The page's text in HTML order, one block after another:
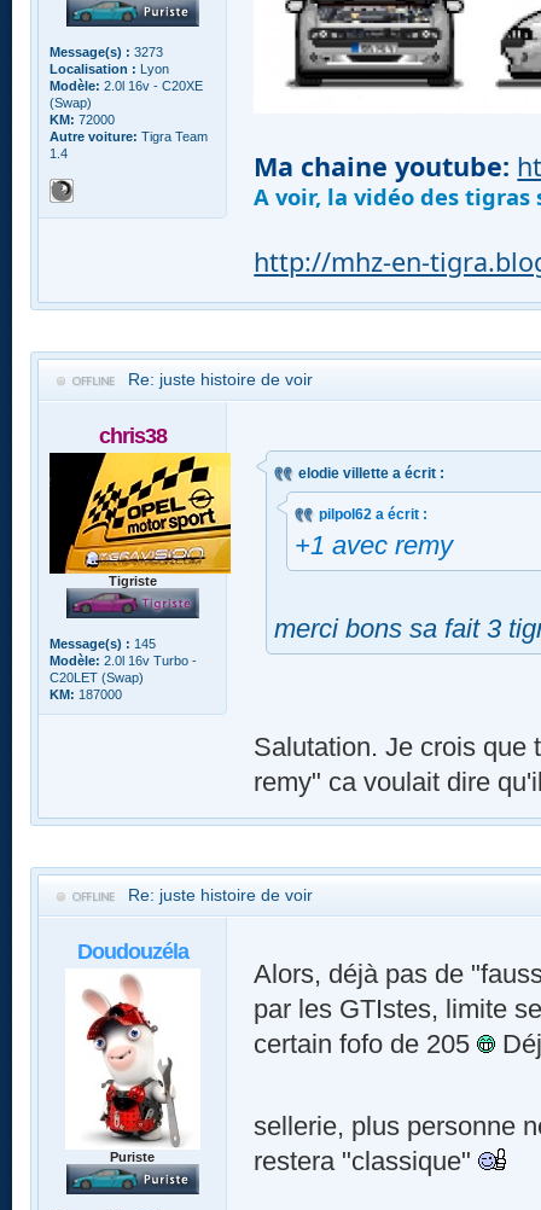
Message(s) : 3273
Localisation : Lyon
Modèle: 2.0l 16v - C20XE
(Swap)
KM: 72000
Autre voiture: Tigra Team
1.4
Ma chaine youtube:
A voir, la vidéo des tigras
http://mhz-en-
Re: juste histoire de voir
chris38
Tigriste
Message(s) : 145
Modèle: 2.0l 16v Turbo -
C20LET (Swap)
KM: 187000
elodie villette a écrit :
pilpol62 a écrit :
+1 avec remy
merci bons sa fait 3
Salutation. Je crois que
remy" ca voulait dire
Re: juste histoire de voir
Doudouzéla
Puriste
Alors, déjà pas de
par les GTIstes, limite
certain fofo de 205
sellerie, plus personne
restera "classique"